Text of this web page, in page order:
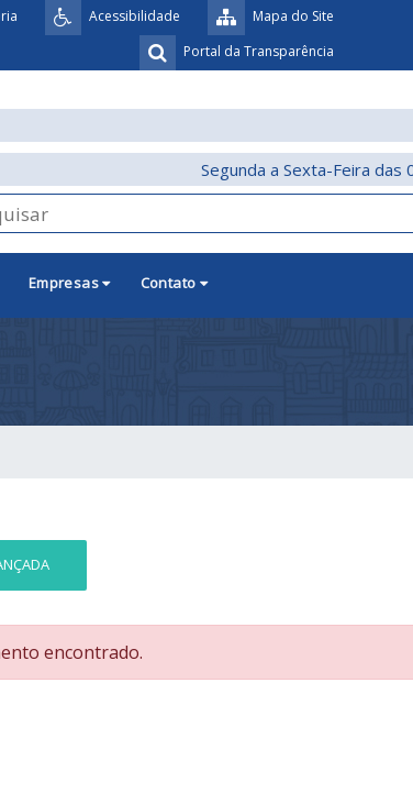
Mapa do Site
Acessibilidade
Portal da Transparência
Segunda a Sexta-Feira
Empresas Contato
encontrado.